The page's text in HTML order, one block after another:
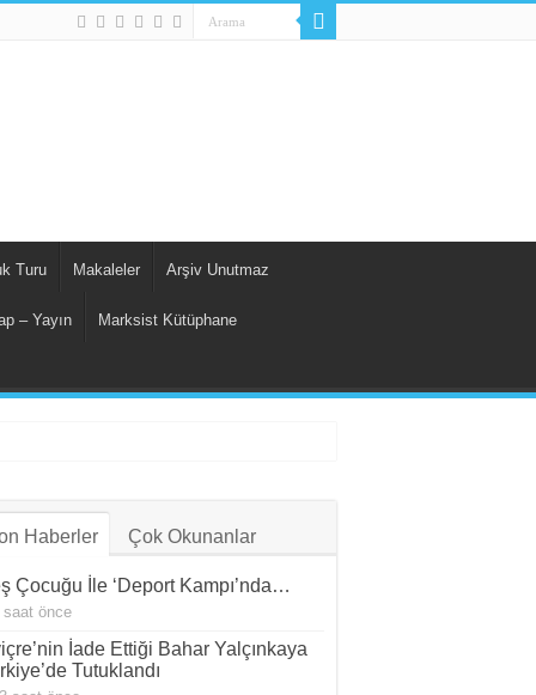
Turu Makaleler Arşiv Unutmaz
– Yayın Marksist Kütüphane
Haberler Çok Okunanlar
Çocuğu İle ‘Deport Kampı’nda…
saat önce
İade Ettiği Bahar Yalçınkaya
Tutuklandı